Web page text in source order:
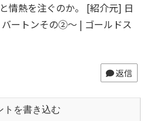
情熱を注ぐのか。 [紹介元] 日
ートンその②〜 | ゴールドス
返信
トを書き込む